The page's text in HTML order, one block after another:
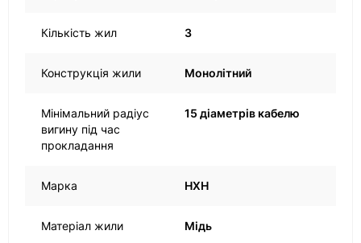
Кількість жил 3
Конструкція жили Монолітний
Мінімальний радіус
вигину під час
прокладання
15 діаметрів кабелю
Марка HXH
Матеріал жили Мідь